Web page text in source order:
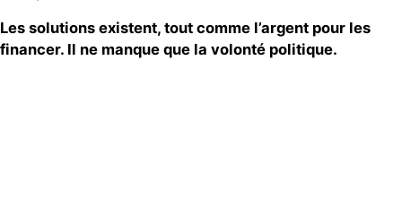
Les solutions existent, tout comme l’argent pour les
financer. Il ne manque que la volonté politique.